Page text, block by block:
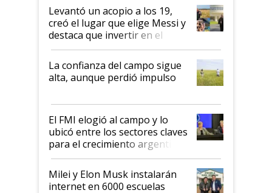
Levantó un acopio a los 19,
creó el lugar que elige Messi y
destaca que invertir en el
kirchnerismo era como "darle
plata a un hijo para droga":
Juan Félix Rossetti, el libertario
que de una dura crisis salió
de Milei
La confianza del campo sigue
alta, aunque perdió impulso
El FMI elogió al campo y lo
ubicó entre los sectores claves
para el crecimiento argentino
Milei y Elon Musk instalarán
internet en 6000 escuelas